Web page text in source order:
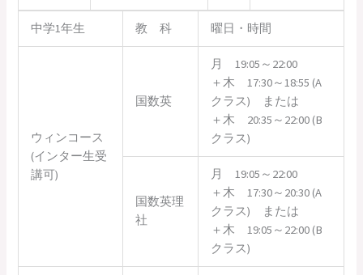
中学1年生 教 科 曜日・時間
ウィンコース
(インター生受
講可)
国数英
月 19:05～22:00
＋木 17:30～18:55 (A
クラス) または
＋木 20:35～22:00 (B
クラス)
国数英理
社
月 19:05～22:00
＋木 17:30～20:30 (A
クラス) または
＋木 19:05～22:00 (B
クラス)